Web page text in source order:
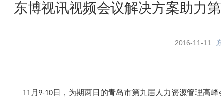
东博视讯视频会议解决方案助力
2016-11-11
11月 9-10日，为期两日的青岛市第九届人力资源管理高